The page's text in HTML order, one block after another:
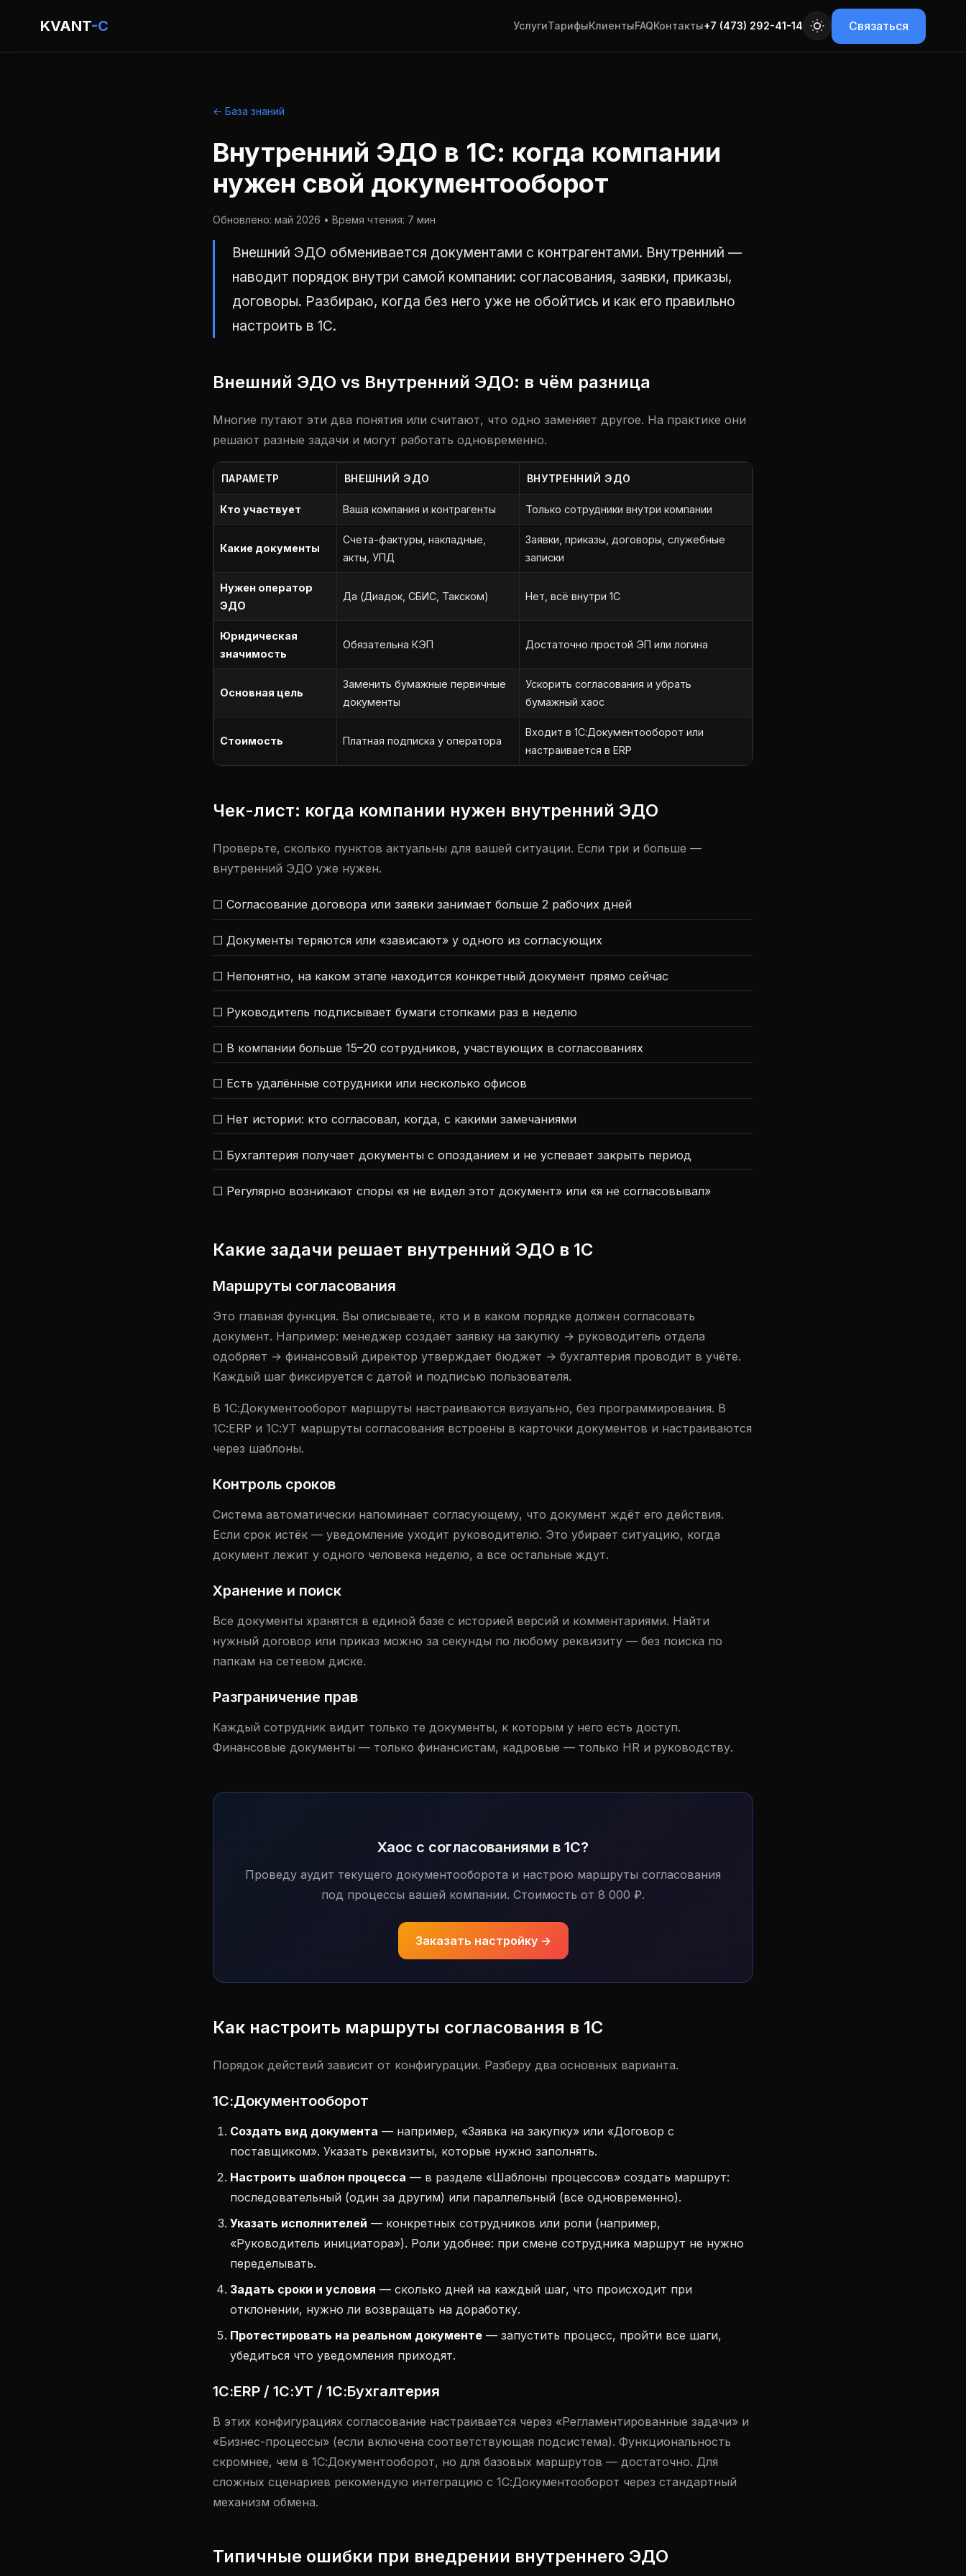
KVANT-C УслугиТарифыКлиентыFAQКонтакты+7 (473) 292-41-14 Связаться
← База знаний
Внутренний ЭДО в 1С: когда компании
нужен свой документооборот
Обновлено: май 2026 • Время чтения: 7 мин
Внешний ЭДО обменивается документами с контрагентами. Внутренний —
наводит порядок внутри самой компании: согласования, заявки, приказы,
договоры. Разбираю, когда без него уже не обойтись и как его правильно
настроить в 1С.
Внешний ЭДО vs Внутренний ЭДО: в чём разница
Многие путают эти два понятия или считают, что одно заменяет другое. На практике они
решают разные задачи и могут работать одновременно.
ПАРАМЕТР ВНЕШНИЙ ЭДО ВНУТРЕННИЙ ЭДО
Кто участвует Ваша компания и контрагенты Только сотрудники внутри компании
Какие документы
Счета-фактуры, накладные,
акты, УПД
Заявки, приказы, договоры, служебные
записки
Нужен оператор
ЭДО
Да (Диадок, СБИС, Такском) Нет, всё внутри 1С
Юридическая
значимость
Обязательна КЭП Достаточно простой ЭП или логина
Основная цель
Заменить бумажные первичные
документы
Ускорить согласования и убрать
бумажный хаос
Стоимость Платная подписка у оператора
Входит в 1С:Документооборот или
настраивается в ERP
Чек-лист: когда компании нужен внутренний ЭДО
Проверьте, сколько пунктов актуальны для вашей ситуации. Если три и больше —
внутренний ЭДО уже нужен.
☐ Согласование договора или заявки занимает больше 2 рабочих дней
☐ Документы теряются или «зависают» у одного из согласующих
☐ Непонятно, на каком этапе находится конкретный документ прямо сейчас
☐ Руководитель подписывает бумаги стопками раз в неделю
☐ В компании больше 15–20 сотрудников, участвующих в согласованиях
☐ Есть удалённые сотрудники или несколько офисов
☐ Нет истории: кто согласовал, когда, с какими замечаниями
☐ Бухгалтерия получает документы с опозданием и не успевает закрыть период
☐ Регулярно возникают споры «я не видел этот документ» или «я не согласовывал»
Какие задачи решает внутренний ЭДО в 1С
Маршруты согласования
Это главная функция. Вы описываете, кто и в каком порядке должен согласовать
документ. Например: менеджер создаёт заявку на закупку → руководитель отдела
одобряет → финансовый директор утверждает бюджет → бухгалтерия проводит в учёте.
Каждый шаг фиксируется с датой и подписью пользователя.
В 1С:Документооборот маршруты настраиваются визуально, без программирования. В
1С:ERP и 1С:УТ маршруты согласования встроены в карточки документов и настраиваются
через шаблоны.
Контроль сроков
Система автоматически напоминает согласующему, что документ ждёт его действия.
Если срок истёк — уведомление уходит руководителю. Это убирает ситуацию, когда
документ лежит у одного человека неделю, а все остальные ждут.
Хранение и поиск
Все документы хранятся в единой базе с историей версий и комментариями. Найти
нужный договор или приказ можно за секунды по любому реквизиту — без поиска по
папкам на сетевом диске.
Разграничение прав
Каждый сотрудник видит только те документы, к которым у него есть доступ.
Финансовые документы — только финансистам, кадровые — только HR и руководству.
Хаос с согласованиями в 1С?
Проведу аудит текущего документооборота и настрою маршруты согласования
под процессы вашей компании. Стоимость от 8 000 ₽.
Заказать настройку →
Как настроить маршруты согласования в 1С
Порядок действий зависит от конфигурации. Разберу два основных варианта.
1С:Документооборот
Создать вид документа — например, «Заявка на закупку» или «Договор с
поставщиком». Указать реквизиты, которые нужно заполнять.
Настроить шаблон процесса — в разделе «Шаблоны процессов» создать маршрут:
последовательный (один за другим) или параллельный (все одновременно).
Указать исполнителей — конкретных сотрудников или роли (например,
«Руководитель инициатора»). Роли удобнее: при смене сотрудника маршрут не нужно
переделывать.
Задать сроки и условия — сколько дней на каждый шаг, что происходит при
отклонении, нужно ли возвращать на доработку.
Протестировать на реальном документе — запустить процесс, пройти все шаги,
убедиться что уведомления приходят.
1С:ERP / 1С:УТ / 1С:Бухгалтерия
В этих конфигурациях согласование настраивается через «Регламентированные задачи» и
«Бизнес-процессы» (если включена соответствующая подсистема). Функциональность
скромнее, чем в 1С:Документооборот, но для базовых маршрутов — достаточно. Для
сложных сценариев рекомендую интеграцию с 1С:Документооборот через стандартный
механизм обмена.
Типичные ошибки при внедрении внутреннего ЭДО